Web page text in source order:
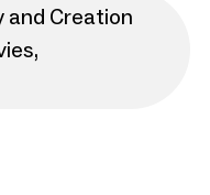
and Creation